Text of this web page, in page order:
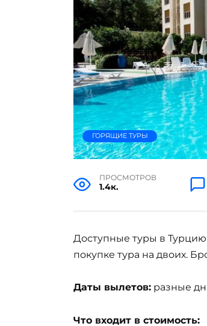
ГОРЯЩИЕ ТУРЫ
ПРОСМОТРОВ
1.4к.
Доступные туры в
покупке тура на двоих.
Даты вылетов: разные
Что входит в стоимость: